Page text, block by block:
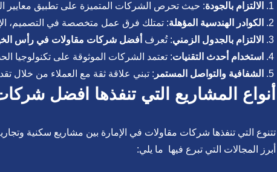
الالتزام بالجودة: حيث تحرص الشركات المتميزة على تطبيق معايير
الكوادر الهندسية المؤهلة: تمتلك فرق عمل متخصصة في التصميم،
الالتزام بالجدول الزمني: تُعرف أفضل شركات مقاولات في رأس
استخدام أحدث التقنيات: تعتمد الشركات الموثوقة على تكنولوجيا
الشفافية والتواصل المستمر : تبني علاقة ثقة مع العملاء من خلال
أنواع المشاريع التي تنفذها افضل
تتنوع التي تنفذها شركات مقاولات في الإمارة بين مشاريع سكنية
أبرز المجالات التي تبرع فيها ما يلي: